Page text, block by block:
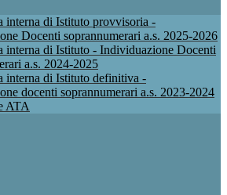
interna di Istituto provvisoria -
Docenti soprannumerari a.s. 2025-2026
interna di Istituto - Individuazione Docenti
a.s. 2024-2025
interna di Istituto definitiva -
docenti soprannumerari a.s. 2023-2024
ATA